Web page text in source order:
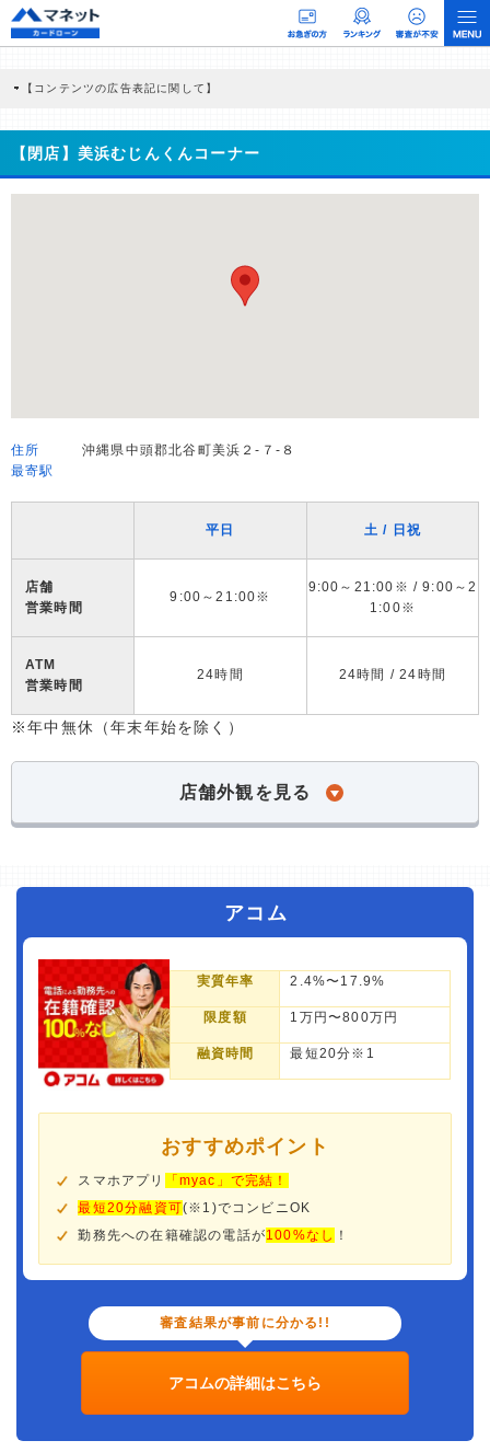
【コンテンツの広告表記に関して】
商品を根拠なくPRするものではなく、当編集部の調査／ユーザーへの口コミ収集な
どに基づき、公平性を担保した情報提供を行っています。
>提携企業一覧
【閉店】美浜むじんくんコーナー
住所
沖縄県中頭郡北谷町美浜２-７-８
最寄駅
平日 土 / 日祝
店舗
営業時間
9:00～21:00※
9:00～21:00※ / 9:00～2
1:00※
ATM
営業時間
24時間 24時間 / 24時間
※年中無休（年末年始を除く）
店舗外観を見る
アコム
実質年率 2.4%〜17.9%
限度額 1万円〜800万円
融資時間 最短20分※1
おすすめポイント
スマホアプリ
「myac」で完結！
最短20分融資可(※1)でコンビニOK
勤務先への在籍確認の電話が100%なし ！
審査結果が事前に分かる!!
アコムの詳細はこちら